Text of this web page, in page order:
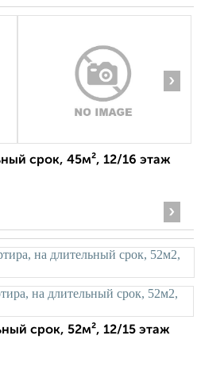
›
срок, 45м², 12/16 этаж
›
срок, 52м², 12/15 этаж